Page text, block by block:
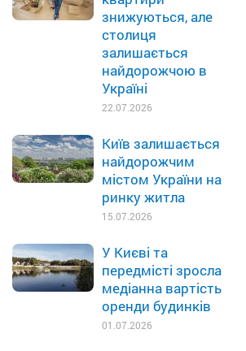
знижуються, але
столиця
залишається
найдорожчою в
Україні
22.07.2026
Київ залишається
найдорожчим
містом України на
ринку житла
15.07.2026
У Києві та
передмісті зросла
медіанна вартість
оренди будинків
01.07.2026